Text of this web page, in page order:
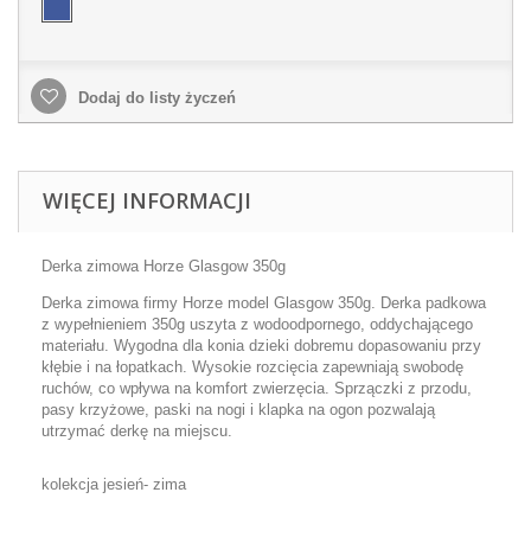
Dodaj do listy życzeń
WIĘCEJ INFORMACJI
Derka zimowa Horze Glasgow 350g
Derka zimowa firmy Horze model Glasgow 350g. Derka padkowa
z wypełnieniem 350g uszyta z wodoodpornego, oddychającego
materiału. Wygodna dla konia dzieki dobremu dopasowaniu przy
kłębie i na łopatkach. Wysokie rozcięcia zapewniają swobodę
ruchów, co wpływa na komfort zwierzęcia. Sprzączki z przodu,
pasy krzyżowe, paski na nogi i klapka na ogon pozwalają
utrzymać derkę na miejscu.
kolekcja jesień- zima